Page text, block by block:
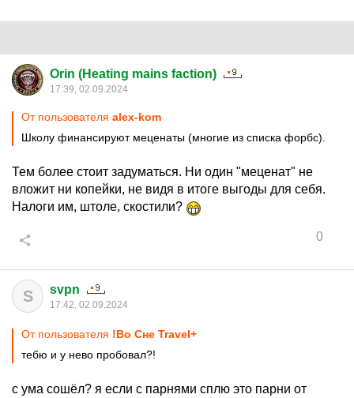
Orin (Heating mains faction)
17:39, 02.09.2024
От пользователя alex-kom
Школу финансируют меценаты (многие из списка форбс).
Тем более стоит задуматься. Ни один "меценат" не
вложит ни копейки, не видя в итоге выгоды для себя.
Налоги им, штоле, скостили?
0
S svpn
17:42, 02.09.2024
От пользователя !Во Сне Travel+
тебю и у нево пробовал?!
с ума сошёл? я если с парнями сплю это парни от